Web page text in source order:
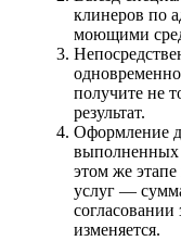
клинеров по
моющими
получите не
результат.
Оформление
выполненных
этом же
услуг —
согласовании
изменяется.